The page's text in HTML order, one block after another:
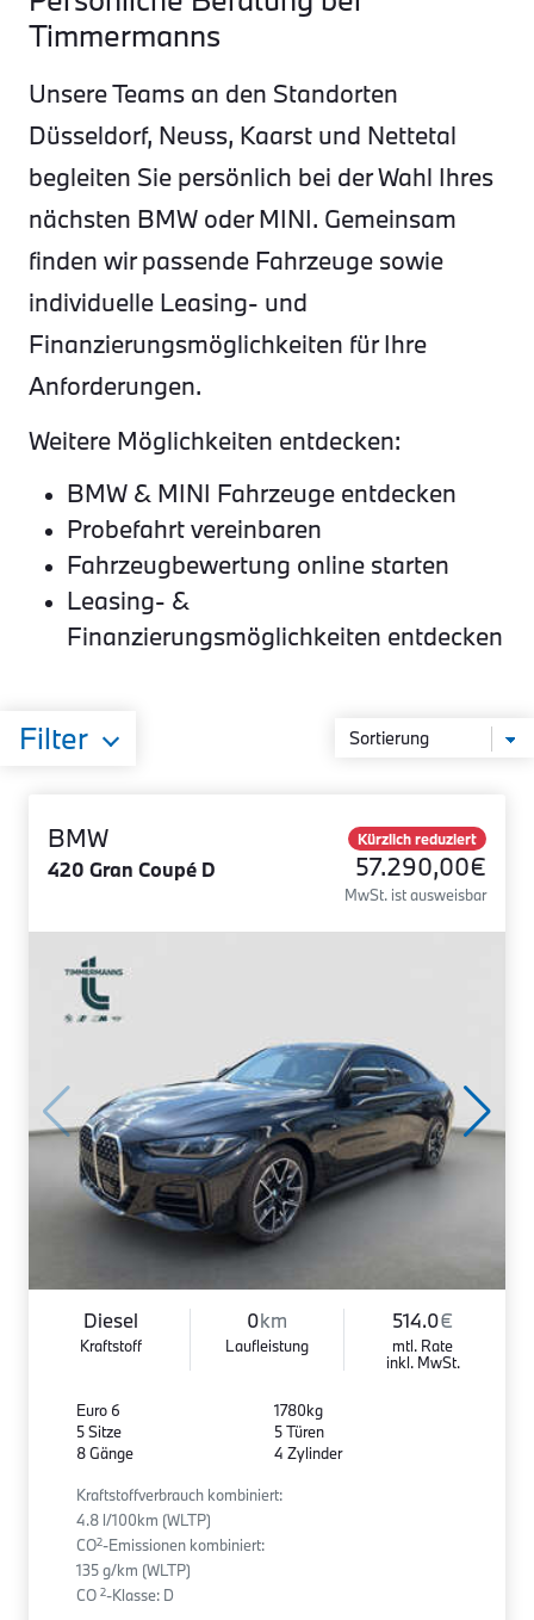
Timmermanns
Unsere Teams an den Standorten
Düsseldorf, Neuss, Kaarst und Nettetal
begleiten Sie persönlich bei der Wahl Ihres
nächsten BMW oder MINI. Gemeinsam
finden wir passende Fahrzeuge sowie
individuelle Leasing- und
Finanzierungsmöglichkeiten für Ihre
Anforderungen.
Weitere Möglichkeiten entdecken:
BMW & MINI Fahrzeuge entdecken
Probefahrt vereinbaren
Fahrzeugbewertung online starten
Leasing- &
Finanzierungsmöglichkeiten entdecken
Filter
BMW
420 Gran Coupé D
Kürzlich reduziert
57.290,00€
MwSt. ist ausweisbar
Diesel
Kraftstoff
0km
Laufleistung
514.0€
mtl. Rate
inkl. MwSt.
Euro 6
5 Sitze
8 Gänge
1780kg
5 Türen
4 Zylinder
Kraftstoffverbrauch kombiniert:
4.8 l/100km (WLTP)
CO2-Emissionen kombiniert:
135 g/km (WLTP)
CO 2-Klasse: D